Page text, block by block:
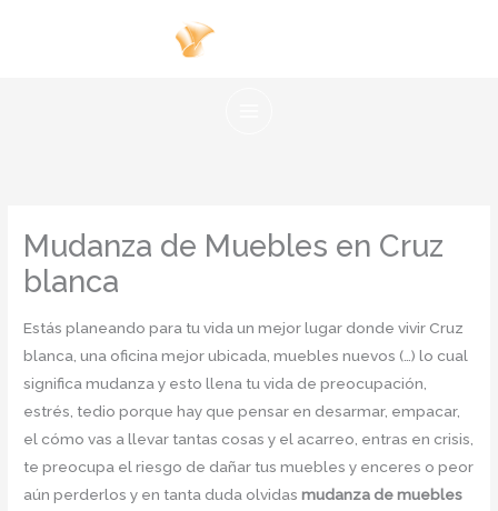
Mudanza de Muebles en Cruz
blanca
Estás planeando para tu vida un mejor lugar donde vivir Cruz
blanca, una oficina mejor ubicada, muebles nuevos (…) lo cual
significa mudanza y esto llena tu vida de preocupación,
estrés, tedio porque hay que pensar en desarmar, empacar,
el cómo vas a llevar tantas cosas y el acarreo, entras en crisis,
te preocupa el riesgo de dañar tus muebles y enceres o peor
aún perderlos y en tanta duda olvidasmudanza de muebles